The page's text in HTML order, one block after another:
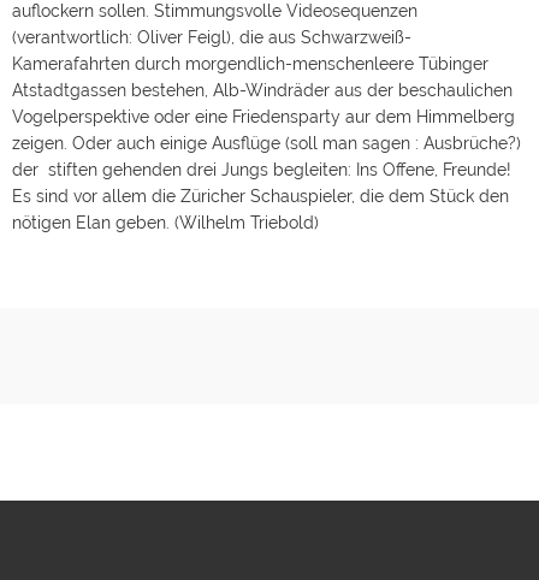
auflockern sollen. Stimmungsvolle Videosequenzen
(verantwortlich: Oliver Feigl), die aus Schwarzweiß-
Kamerafahrten durch morgendlich-menschenleere Tübinger
Atstadtgassen bestehen, Alb-Windräder aus der beschaulichen
Vogelperspektive oder eine Friedensparty aur dem Himmelberg
zeigen. Oder auch einige Ausflüge (soll man sagen : Ausbrüche?)
der stiften gehenden drei Jungs begleiten: Ins Offene, Freunde!
Es sind vor allem die Züricher Schauspieler, die dem Stück den
nötigen Elan geben. (Wilhelm Triebold)